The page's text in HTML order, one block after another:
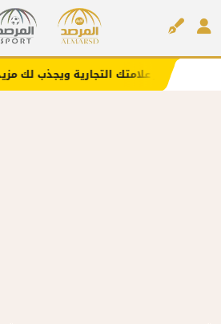
علامتك التجارية ويجذب لك مزيدًا من